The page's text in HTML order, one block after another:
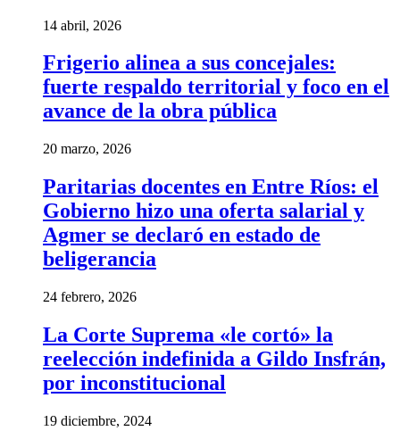
14 abril, 2026
Frigerio alinea a sus concejales:
fuerte respaldo territorial y foco en el
avance de la obra pública
20 marzo, 2026
Paritarias docentes en Entre Ríos: el
Gobierno hizo una oferta salarial y
Agmer se declaró en estado de
beligerancia
24 febrero, 2026
La Corte Suprema «le cortó» la
reelección indefinida a Gildo Insfrán,
por inconstitucional
19 diciembre, 2024